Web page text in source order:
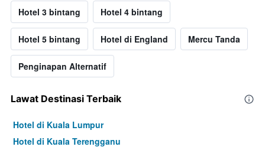
Hotel 3 bintang Hotel 4 bintang
Hotel 5 bintang Hotel di England Mercu Tanda
Penginapan Alternatif
Lawat Destinasi Terbaik
Hotel di Kuala Lumpur
Hotel di Kuala Terengganu